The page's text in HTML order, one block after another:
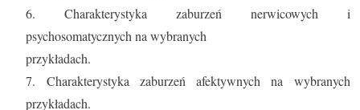
6. Charakterystyka zaburzeń nerwicowych i
psychosomatycznych na wybranych
przykładach.
7. Charakterystyka zaburzeń afektywnych na wybranych
przykładach.